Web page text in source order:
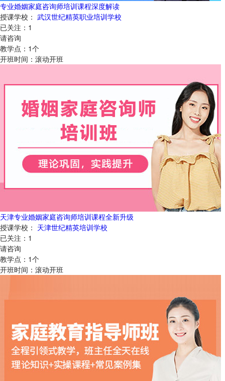
专业婚姻家庭咨询师培训课程深度解读
授课学校： 武汉世纪精英职业培训学校
已关注： 1
请咨询
教学点： 1个
开班时间： 滚动开班
天津专业婚姻家庭咨询师培训课程全新升级
授课学校： 天津世纪精英培训学校
已关注： 1
请咨询
教学点： 1个
开班时间： 滚动开班